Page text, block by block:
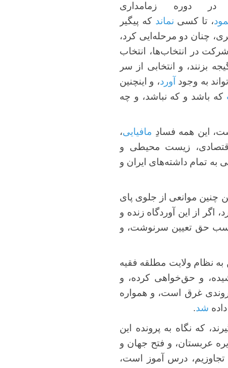
در دوره زمامداری
، تا کسی نماند که پیگیر
چنان دو مرحله‌ایی کرد،
در انتخاب‌ها، انتخاب
بزنند، و انتخابی از سر
به وجود آورد، و اینچنین
که باشد و که نباشد، و چه
این همه فسادِ مافیایی،
اقتصادی، زیست محیطی و
به تمام داشته‌های ایران و
چنین موانعی از جلوی پای
اگر از این آوردگاه زنده و
حق تعیین سرنوشت، و
به نظام ولایت مطلقه فقیه
و حق‌خواهی کرده، و
غرق است، و همواره
داده شد.
که نگاه به پرونده این
عربستان، و فتح جهان و
تجاوزیم، درس آموز است،